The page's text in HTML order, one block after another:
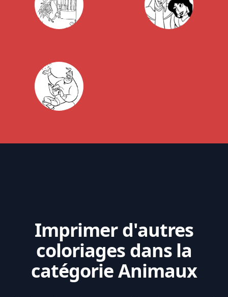
Imprimer d'autres
coloriages dans la
catégorie Animaux